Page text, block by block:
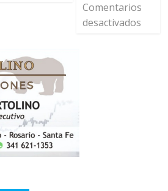
Comentarios
desactivados